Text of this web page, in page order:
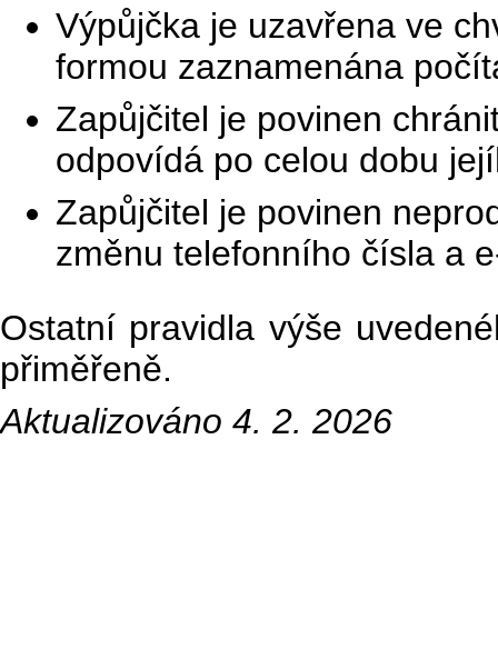
Výpůjčka je uzavřena ve
formou zaznamenána
Zapůjčitel je povinen
odpovídá po celou dobu
Zapůjčitel je povinen
změnu telefonního čísla a
Ostatní pravidla výše
přiměřeně.
Aktualizováno 4. 2. 2026